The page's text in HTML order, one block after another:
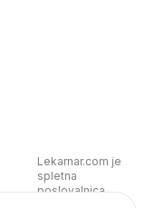
Lekarnar.com je
spletna
poslovalnica